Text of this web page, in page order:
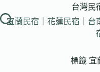
至
台灣民
宜蘭民宿｜花蓮民宿｜台
標籤 宜